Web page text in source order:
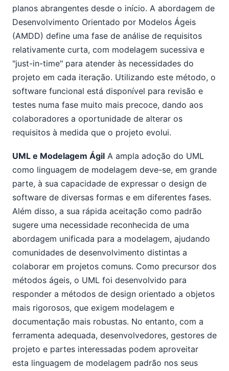
planos abrangentes desde o início. A abordagem de
Desenvolvimento Orientado por Modelos Ágeis
(AMDD) define uma fase de análise de requisitos
relativamente curta, com modelagem sucessiva e
"just-in-time" para atender às necessidades do
projeto em cada iteração. Utilizando este método, o
software funcional está disponível para revisão e
testes numa fase muito mais precoce, dando aos
colaboradores a oportunidade de alterar os
requisitos à medida que o projeto evolui.
UML e Modelagem Ágil A ampla adoção do UML
como linguagem de modelagem deve-se, em grande
parte, à sua capacidade de expressar o design de
software de diversas formas e em diferentes fases.
Além disso, a sua rápida aceitação como padrão
sugere uma necessidade reconhecida de uma
abordagem unificada para a modelagem, ajudando
comunidades de desenvolvimento distintas a
colaborar em projetos comuns. Como precursor dos
métodos ágeis, o UML foi desenvolvido para
responder a métodos de design orientado a objetos
mais rigorosos, que exigem modelagem e
documentação mais robustas. No entanto, com a
ferramenta adequada, desenvolvedores, gestores de
projeto e partes interessadas podem aproveitar
esta linguagem de modelagem padrão nos seus